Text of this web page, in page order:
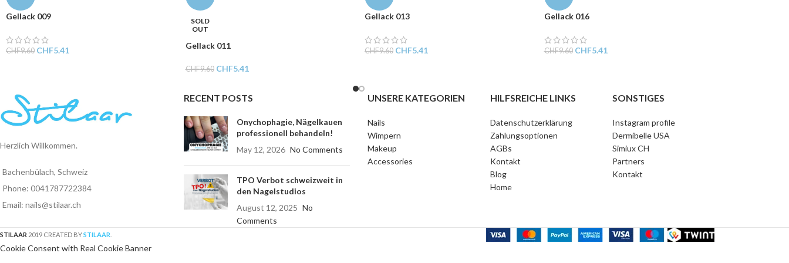
Gellack 009
CHF9.60 CHF5.41
SOLD
OUT
Gellack 011
CHF9.60 CHF5.41
Gellack 013
CHF9.60 CHF5.41
Gellack 016
CHF9.60 CHF5.41
Herzlich Willkommen.
Bachenbülach, Schweiz
Phone: 0041787722384
Email: nails@stilaar.ch
RECENT POSTS
Onychophagie, Nägelkauen
professionell behandeln!
May 12, 2026 No Comments
TPO Verbot schweizweit in
den Nagelstudios
August 12, 2025 No
Comments
UNSERE KATEGORIEN
Nails
Wimpern
Makeup
Accessories
HILFSREICHE LINKS
Datenschutzerklärung
Zahlungsoptionen
AGBs
Kontakt
Blog
Home
SONSTIGES
Instagram profile
Dermibelle USA
Simiux CH
Partners
Kontakt
STILAAR 2019 CREATED BYSTILAAR
Cookie Consent with Real Cookie Banner